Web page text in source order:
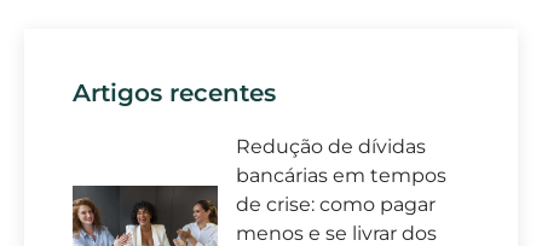
Artigos recentes
Redução de dívidas
bancárias em tempos
de crise: como pagar
menos e se livrar dos